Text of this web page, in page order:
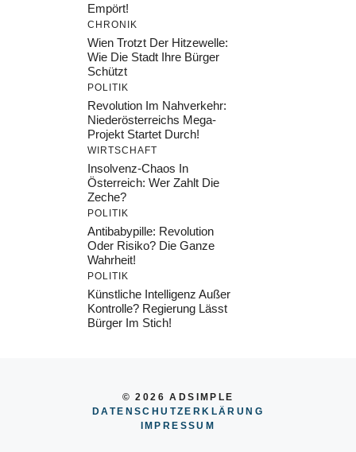
Empört!
CHRONIK
Wien Trotzt Der Hitzewelle:
Wie Die Stadt Ihre Bürger
Schützt
POLITIK
Revolution Im Nahverkehr:
Niederösterreichs Mega-
Projekt Startet Durch!
WIRTSCHAFT
Insolvenz-Chaos In
Österreich: Wer Zahlt Die
Zeche?
POLITIK
Antibabypille: Revolution
Oder Risiko? Die Ganze
Wahrheit!
POLITIK
Künstliche Intelligenz Außer
Kontrolle? Regierung Lässt
Bürger Im Stich!
© 2026 ADSIMPLE
DATENSCHUTZERKLÄRUNG
IMPRESSU M